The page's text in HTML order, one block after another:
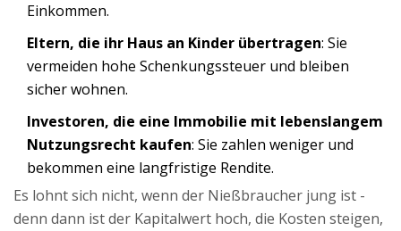
Einkommen.
Eltern, die ihr Haus an Kinder übertragen: Sie
vermeiden hohe Schenkungssteuer und bleiben
sicher wohnen.
Investoren, die eine Immobilie mit lebenslangem
Nutzungsrecht kaufen: Sie zahlen weniger und
bekommen eine langfristige Rendite.
Es lohnt sich nicht, wenn der Nießbraucher jung ist -
denn dann ist der Kapitalwert hoch, die Kosten steigen,